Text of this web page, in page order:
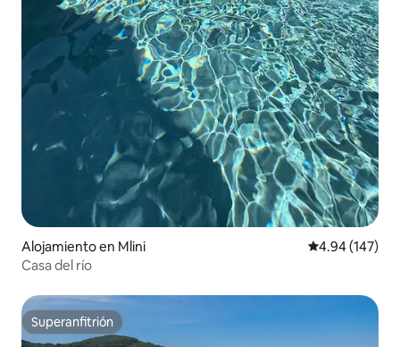
Alojamiento en Mlini Calificación
4.94 (147)
Casa del río
Superanfitrión
Superanfitrión